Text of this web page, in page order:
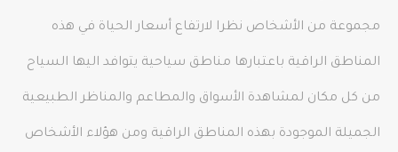
مجموعة من الأشخاص نظرا لارتفاع أسعار الحياة في هذه
المناطق الراقية باعتبارها مناطق سياحية يتوافد اليها السياح
من كل مكان لمشاهدة الأسواق والمطاعم والمناظر الطبيعية
الجميلة الموجودة بهذه المناطق الراقية ومن هؤلاء الأشخاص